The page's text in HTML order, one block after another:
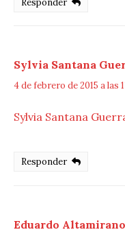
Sylvia Santana
4 de febrero de 2015 a las
Sylvia Santana
Responder
Eduardo Altamirano